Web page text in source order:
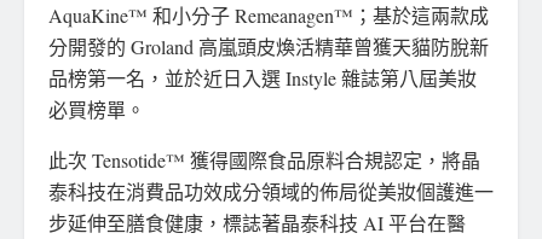
AquaKine™ 和小分子 Remeanagen™；基於這兩款成
分開發的 Groland 高嵐頭皮煥活精華曾獲天貓防脫新
品榜第一名，並於近日入選 Instyle 雜誌第八屆美妝
必買榜單。
此次 Tensotide™ 獲得國際食品原料合規認定，將晶
泰科技在消費品功效成分領域的佈局從美妝個護進一
步延伸至膳食健康，標誌著晶泰科技 AI 平台在醫